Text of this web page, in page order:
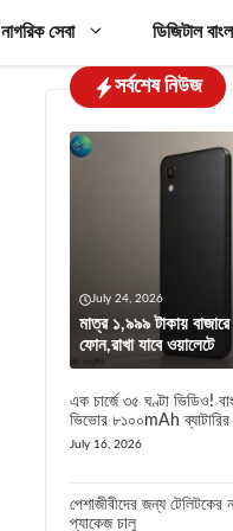
নাগরিক সেবা ডিজিটাল
সর্বশেষ নিউজ
July 24, 2026
মাত্র ১,৯৯৯ টাকায়
ফোন,রাখা যাবে ওয়ালেটে
এক চার্জে ৩৫ ঘণ্টা ভিডিও!
ভিভোর ৮১০০mAh ব্যাটারির
July 16, 2026
পেশাজীবীদের জন্য টেলিটকের
প্যাকেজ চালু